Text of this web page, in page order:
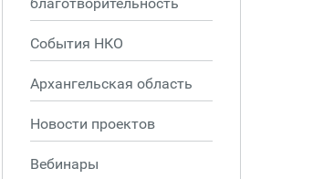
События НКО
Архангельская область
Новости проектов
Вебинары